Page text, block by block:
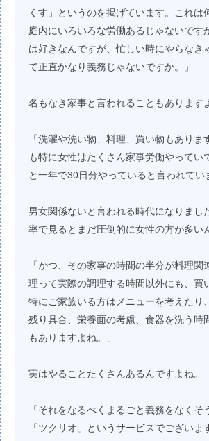
くす」というのを掲げています。これは
庭内にいろいろな労働あるじゃないです
は好きなんですが、忙しい時にやらなき
て正直かなり義務じゃないですか。」
名もなき家事と言われることもあります
「洗濯や洗い物、料理、買い物もありま
も特に女性はたくさん家事労働やってい
と一年で30日分やっていると言われてい
男女関係ないと言われる時代になりまし
率で見るとまだ圧倒的に女性の方が多い
「かつ、その家事の時間の半分が料理関
理って実際の調理する時間以外にも、買
特にご家族いる方はメニューを考えたり
残り具合、栄養面の考慮、食器を洗う時
もありますよね。」
実はやることたくさんあるんですよね。
「それをなるべくまるごと義務をなくそ
「ツクリオ」というサービスでございま